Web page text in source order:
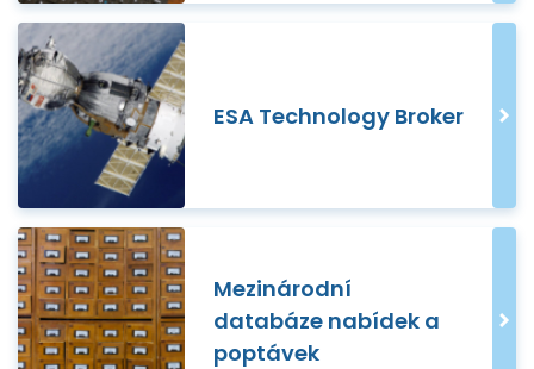
ESA Technology Broker
Mezinárodní
databáze nabídek a
poptávek